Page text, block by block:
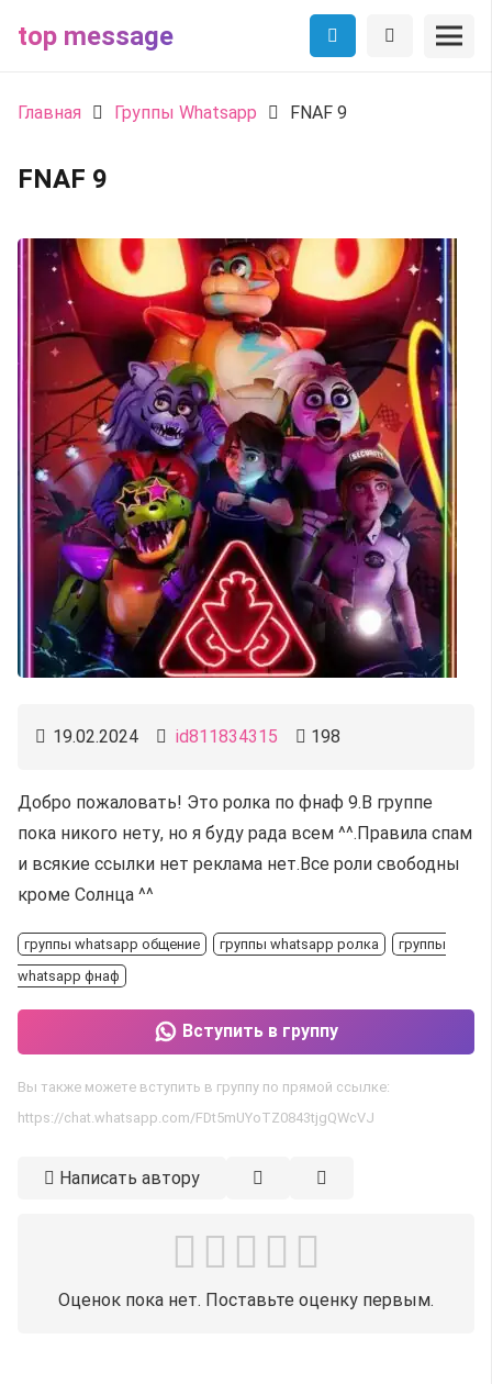
top message
Главная Группы Whatsapp FNAF 9
FNAF 9
19.02.2024 id811834315 198
Добро пожаловать! Это ролка по фнаф 9.В группе
пока никого нету, но я буду рада всем ^^.Правила спам
и всякие ссылки нет реклама нет.Все роли свободны
кроме Солнца ^^
группы whatsapp общение группы whatsapp ролка
группы
whatsapp фнаф
Вступить в группу
Вы также можете вступить в группу по прямой ссылке:
https://chat.whatsapp.com/FDt5mUYoTZ0843tjgQWcVJ
Написать автору
Оценок пока нет. Поставьте оценку первым.